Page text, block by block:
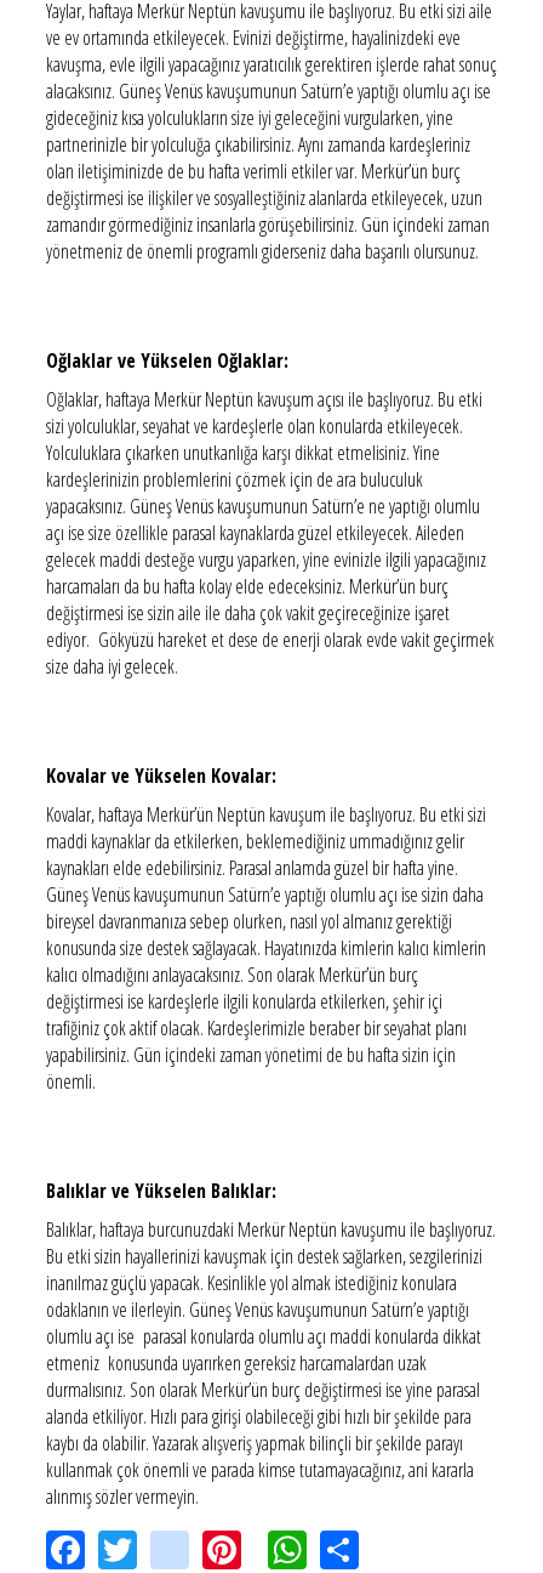
Yaylar, haftaya Merkür Neptün kavuşumu ile başlıyoruz. Bu etki sizi aile
ve ev ortamında etkileyecek. Evinizi değiştirme, hayalinizdeki eve
kavuşma, evle ilgili yapacağınız yaratıcılık gerektiren işlerde rahat sonuç
alacaksınız. Güneş Venüs kavuşumunun Satürn’e yaptığı olumlu açı ise
gideceğiniz kısa yolculukların size iyi geleceğini vurgularken, yine
partnerinizle bir yolculuğa çıkabilirsiniz. Aynı zamanda kardeşleriniz
olan iletişiminizde de bu hafta verimli etkiler var. Merkür’ün burç
değiştirmesi ise ilişkiler ve sosyalleştiğiniz alanlarda etkileyecek, uzun
zamandır görmediğiniz insanlarla görüşebilirsiniz. Gün içindeki zaman
yönetmeniz de önemli programlı giderseniz daha başarılı olursunuz.
Oğlaklar ve Yükselen Oğlaklar:
Oğlaklar, haftaya Merkür Neptün kavuşum açısı ile başlıyoruz. Bu etki
sizi yolculuklar, seyahat ve kardeşlerle olan konularda etkileyecek.
Yolculuklara çıkarken unutkanlığa karşı dikkat etmelisiniz. Yine
kardeşlerinizin problemlerini çözmek için de ara buluculuk
yapacaksınız. Güneş Venüs kavuşumunun Satürn’e ne yaptığı olumlu
açı ise size özellikle parasal kaynaklarda güzel etkileyecek. Aileden
gelecek maddi desteğe vurgu yaparken, yine evinizle ilgili yapacağınız
harcamaları da bu hafta kolay elde edeceksiniz. Merkür’ün burç
değiştirmesi ise sizin aile ile daha çok vakit geçireceğinize işaret
ediyor. Gökyüzü hareket et dese de enerji olarak evde vakit geçirmek
size daha iyi gelecek.
Kovalar ve Yükselen Kovalar:
Kovalar, haftaya Merkür’ün Neptün kavuşum ile başlıyoruz. Bu etki sizi
maddi kaynaklar da etkilerken, beklemediğiniz ummadığınız gelir
kaynakları elde edebilirsiniz. Parasal anlamda güzel bir hafta yine.
Güneş Venüs kavuşumunun Satürn’e yaptığı olumlu açı ise sizin daha
bireysel davranmanıza sebep olurken, nasıl yol almanız gerektiği
konusunda size destek sağlayacak. Hayatınızda kimlerin kalıcı kimlerin
kalıcı olmadığını anlayacaksınız. Son olarak Merkür’ün burç
değiştirmesi ise kardeşlerle ilgili konularda etkilerken, şehir içi
trafiğiniz çok aktif olacak. Kardeşlerimizle beraber bir seyahat planı
yapabilirsiniz. Gün içindeki zaman yönetimi de bu hafta sizin için
önemli.
Balıklar ve Yükselen Balıklar:
Balıklar, haftaya burcunuzdaki Merkür Neptün kavuşumu ile başlıyoruz.
Bu etki sizin hayallerinizi kavuşmak için destek sağlarken, sezgilerinizi
inanılmaz güçlü yapacak. Kesinlikle yol almak istediğiniz konulara
odaklanın ve ilerleyin. Güneş Venüs kavuşumunun Satürn’e yaptığı
olumlu açı ise parasal konularda olumlu açı maddi konularda dikkat
etmeniz konusunda uyarırken gereksiz harcamalardan uzak
durmalısınız. Son olarak Merkür’ün burç değiştirmesi ise yine parasal
alanda etkiliyor. Hızlı para girişi olabileceği gibi hızlı bir şekilde para
kaybı da olabilir. Yazarak alışveriş yapmak bilinçli bir şekilde parayı
kullanmak çok önemli ve parada kimse tutamayacağınız, ani kararla
alınmış sözler vermeyin.
FacebookTwitterinstagramPinterestWhatsApp